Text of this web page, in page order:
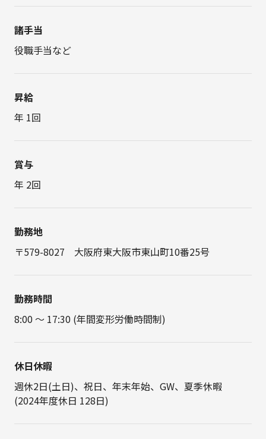
諸手当
役職手当など
昇給
年 1回
賞与
年 2回
勤務地
〒579-8027 大阪府東大阪市東山町10番25号
勤務時間
8:00 ～ 17:30 (年間変形労働時間制)
休日休暇
週休2日(土日)、祝日、年末年始、GW、夏季休暇
(2024年度休日 128日)